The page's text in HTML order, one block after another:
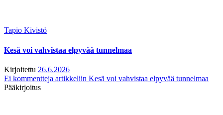
Tapio Kivistö
Kesä voi vahvistaa elpyvää tunnelmaa
Kirjoitettu 26.6.2026
Ei kommentteja artikkeliin Kesä voi vahvistaa elpyvää tunnelmaa
Pääkirjoitus